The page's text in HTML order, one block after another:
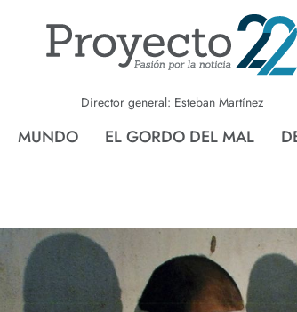
Director general: Esteban Martínez
MUNDO EL GORDO DEL MAL
Reynosa Nvo. Laredo